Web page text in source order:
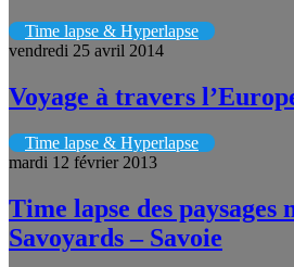
Time lapse & Hyperlapse
vendredi 25 avril 2014
Voyage à travers
Time lapse & Hyperlapse
mardi 12 février 2013
Time lapse des paysages
Savoyards – Savoie